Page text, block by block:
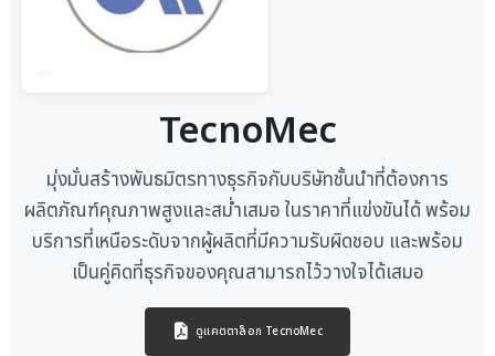
TecnoMec
มุ่งมั่นสร้างพันธมิตรทางธุรกิจกับบริษัทชั้นนำที่ต้องการ
ผลิตภัณฑ์คุณภาพสูงและสม่ำเสมอ ในราคาที่แข่งขันได้ พร้อม
บริการที่เหนือระดับจากผู้ผลิตที่มีความรับผิดชอบ และพร้อม
เป็นคู่คิดที่ธุรกิจของคุณสามารถไว้วางใจได้เสมอ
ดูแคตตาล็อก TecnoMec